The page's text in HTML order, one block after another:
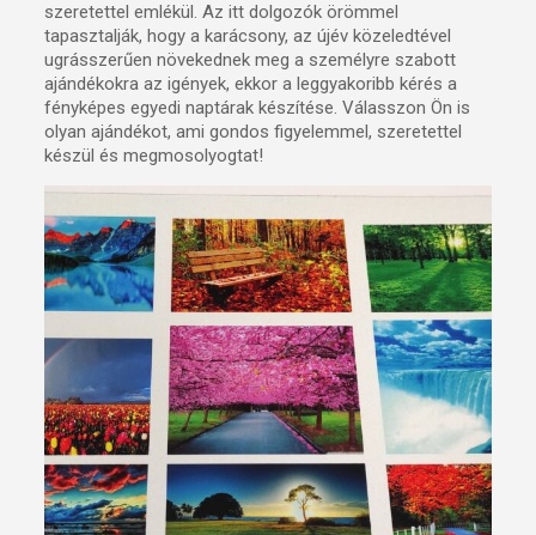
szeretettel emlékül. Az itt dolgozók örömmel
tapasztalják, hogy a karácsony, az újév közeledtével
ugrásszerűen növekednek meg a személyre szabott
ajándékokra az igények, ekkor a leggyakoribb kérés a
fényképes egyedi naptárak készítése. Válasszon Ön is
olyan ajándékot, ami gondos figyelemmel, szeretettel
készül és megmosolyogtat!